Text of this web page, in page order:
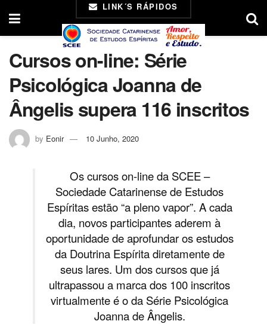
LINK´S RÁPIDOS
Cursos on-line: Série
Psicológica Joanna de
Ângelis supera 116 inscritos
by Eonir 10 Junho, 2020
Os cursos on-line da SCEE –
Sociedade Catarinense de Estudos
Espíritas estão “a pleno vapor”. A cada
dia, novos participantes aderem à
oportunidade de aprofundar os estudos
da Doutrina Espírita diretamente de
seus lares. Um dos cursos que já
ultrapassou a marca dos 100 inscritos
virtualmente é o da Série Psicológica
Joanna de Ângelis.